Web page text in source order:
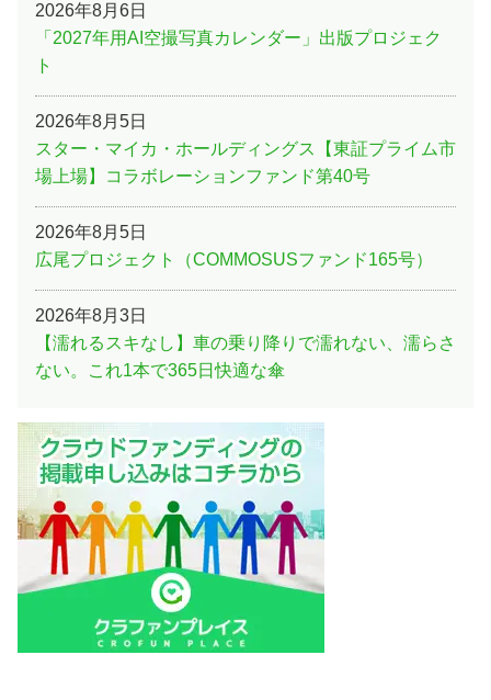
2026年8月6日
「2027年用AI空撮写真カレンダー」出版プロジェク
ト
2026年8月5日
スター・マイカ・ホールディングス【東証プライム市
場上場】コラボレーションファンド第40号
2026年8月5日
広尾プロジェクト（COMMOSUSファンド165号）
2026年8月3日
【濡れるスキなし】車の乗り降りで濡れない、濡らさ
ない。これ1本で365日快適な傘